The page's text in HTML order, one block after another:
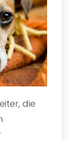
die